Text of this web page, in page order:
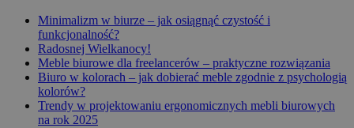
Minimalizm w biurze – jak osiągnąć czystość i
funkcjonalność?
Radosnej Wielkanocy!
Meble biurowe dla freelancerów – praktyczne rozwiązania
Biuro w kolorach – jak dobierać meble zgodnie z psychologią
kolorów?
Trendy w projektowaniu ergonomicznych mebli biurowych
na rok 2025